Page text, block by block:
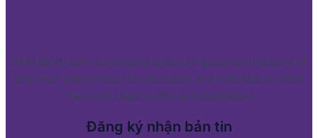
STRADEVN.com: Leveraging extensive global connections to
empower Vietnamese manufacturers and importers to reach
the world stage swiftly and seamlessly
Đăng ký nhận bản tin